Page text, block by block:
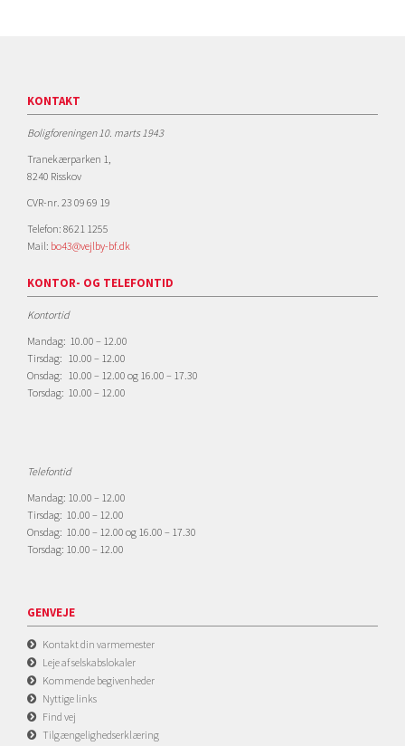
KONTAKT
Boligforeningen 10. marts 1943
Tranekærparken 1,
8240 Risskov
CVR-nr. 23 09 69 19
Telefon: 8621 1255
Mail: bo43@vejlby-bf.dk
KONTOR- OG TELEFONTID
Kontortid
Mandag: 10.00 – 12.00
Tirsdag: 10.00 – 12.00
Onsdag: 10.00 – 12.00 og 16.00 – 17.30
Torsdag: 10.00 – 12.00
Telefontid
Mandag: 10.00 – 12.00
Tirsdag: 10.00 – 12.00
Onsdag: 10.00 – 12.00 og 16.00 – 17.30
Torsdag: 10.00 – 12.00
GENVEJE
Kontakt din varmemester
Leje af selskabslokaler
Kommende begivenheder
Nyttige links
Find vej
Tilgængelighedserklæring